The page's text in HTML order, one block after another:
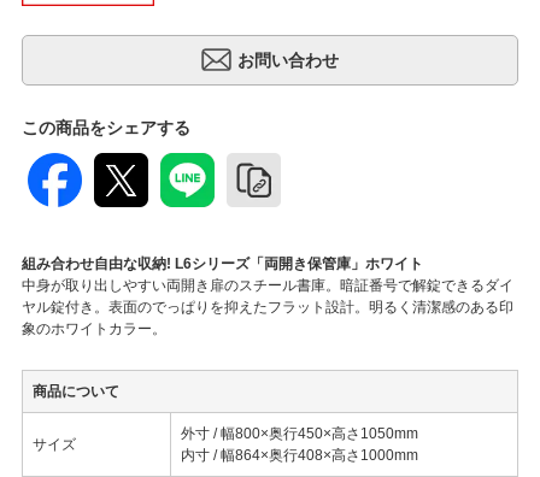
この商品をシェアする
組み合わせ自由な収納! L6シリーズ「両開き保管庫」ホワイト
中身が取り出しやすい両開き扉のスチール書庫。暗証番号で解錠できるダイ
ヤル錠付き。表面のでっぱりを抑えたフラット設計。明るく清潔感のある印
象のホワイトカラー。
商品について
サイズ
外寸 / 幅800×奥行450×高さ1050mm
内寸 / 幅864×奥行408×高さ1000mm